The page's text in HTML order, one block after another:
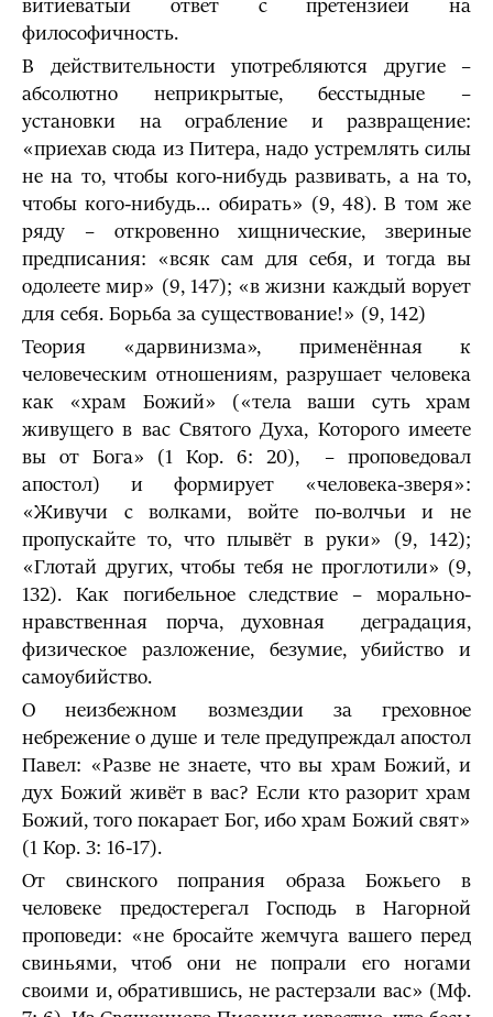
витиеватый ответ с претензией на
философичность.
В действительности употребляются другие –
абсолютно неприкрытые, бесстыдные –
установки на ограбление и развращение:
«приехав сюда из Питера, надо устремлять силы
не на то, чтобы кого-нибудь развивать, а на то,
чтобы кого-нибудь… обирать» (9, 48). В том же
ряду – откровенно хищнические, звериные
предписания: «всяк сам для себя, и тогда вы
одолеете мир» (9, 147); «в жизни каждый ворует
для себя. Борьба за существова­ние!» (9, 142)
Теория «дарвинизма», применённая к
человеческим отношениям, разрушает человека
как «храм Божий» («тела ваши суть храм
живущего в вас Святого Духа, Которого имеете
вы от Бога» (1 Кор. 6: 20), – проповедовал
апостол) и формирует «человека-зверя»:
«Живучи с волками, войте по-волчьи и не
пропускайте то, что плывёт в руки» (9, 142);
«Глотай других, чтобы тебя не проглотили» (9,
132). Как погибельное следствие – морально-
нравствен­ная порча, духовная деградация,
физическое разложение, безумие, убийство и
самоубийство.
О неизбежном возмездии за греховное
небрежение о душе и теле предупреждал апостол
Павел: «Разве не знаете, что вы храм Божий, и
дух Божий живёт в вас? Если кто разорит храм
Божий, того покарает Бог, ибо храм Божий свят»
(1 Кор. 3: 16-17).
От свинского попрания образа Божьего в
человеке предостерегал Господь в Нагорной
проповеди: «не бросайте жемчуга вашего перед
свиньями, чтоб они не попрали его ногами
своими и, обратившись, не растерзали вас» (Мф.